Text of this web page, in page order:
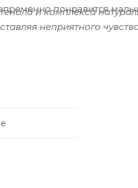
и комплекса
неприятного
понравится